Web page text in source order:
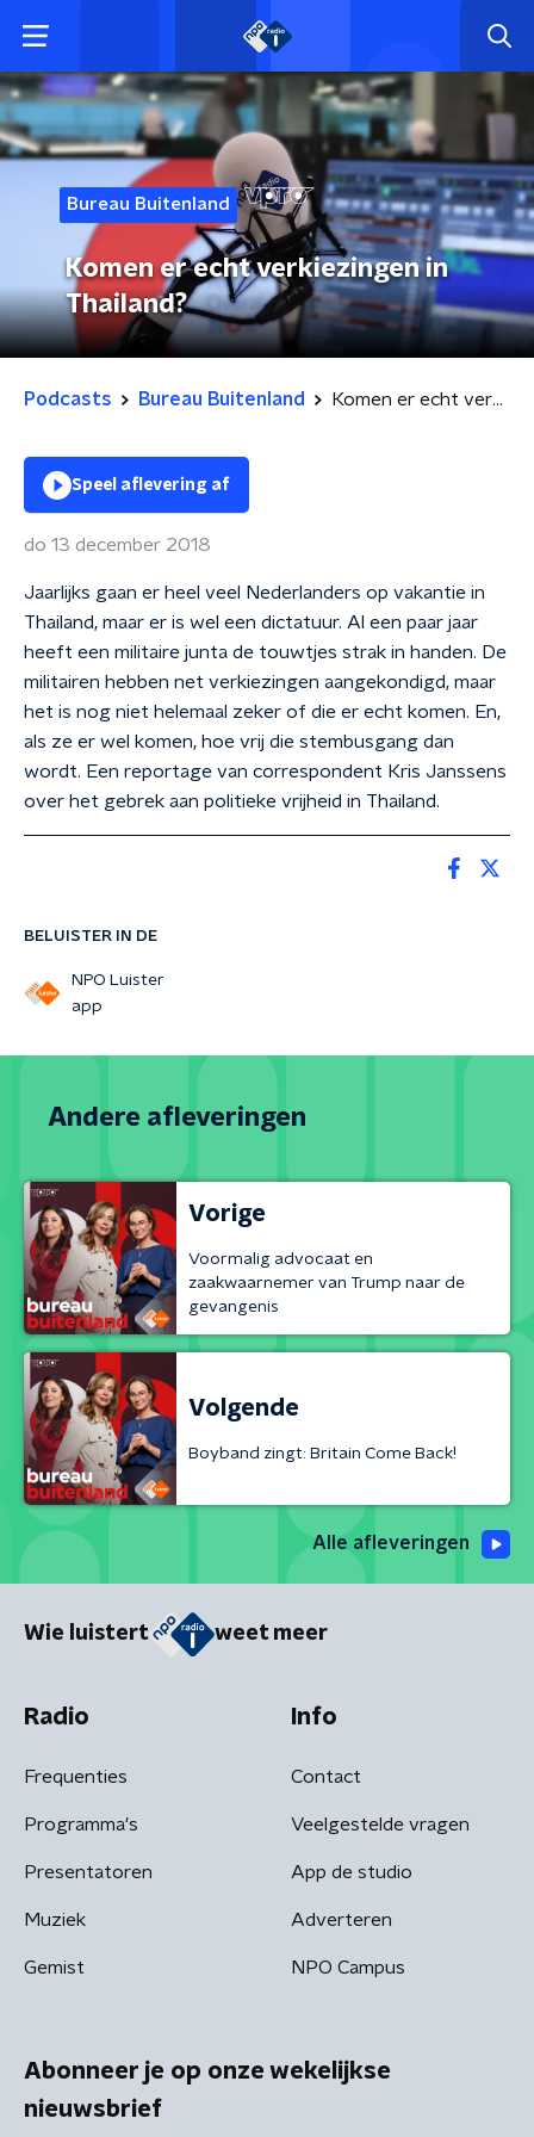
Bureau Buitenland
Komen er echt verkiezingen in
Thailand?
Podcasts Bureau Buitenland Komen er echt verkiezingen in Thailand?
BELUISTER IN DE
NPO Luister
app
Speel aflevering af
do 13 december 2018
Jaarlijks gaan er heel veel Nederlanders op vakantie in
Thailand, maar er is wel een dictatuur. Al een paar jaar
heeft een militaire junta de touwtjes strak in handen. De
militairen hebben net verkiezingen aangekondigd, maar
het is nog niet helemaal zeker of die er echt komen. En,
als ze er wel komen, hoe vrij die stembusgang dan
wordt. Een reportage van correspondent Kris Janssens
over het gebrek aan politieke vrijheid in Thailand.
Andere afleveringen
Vorige
Voormalig advocaat en
zaakwaarnemer van Trump naar de
gevangenis
Volgende
Boyband zingt: Britain Come Back!
Alle afleveringen
Wie luistert weet meer
Radio
Frequenties
Programma's
Presentatoren
Muziek
Gemist
Info
Contact
Veelgestelde vragen
App de studio
Adverteren
NPO Campus
Abonneer je op onze wekelijkse
nieuwsbrief